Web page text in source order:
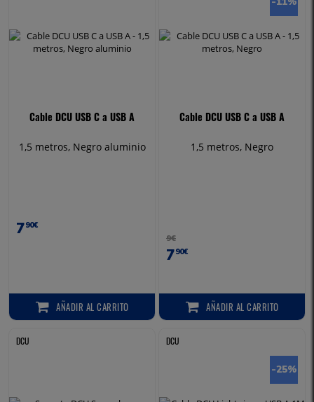
Cable DCU USB C a USB A
1,5 metros, Negro aluminio
7 90€
AÑADIR AL CARRITO
Cable DCU USB C a USB A
1,5 metros, Negro
9€
7 90€
AÑADIR AL CARRITO
DCU DCU
-25%